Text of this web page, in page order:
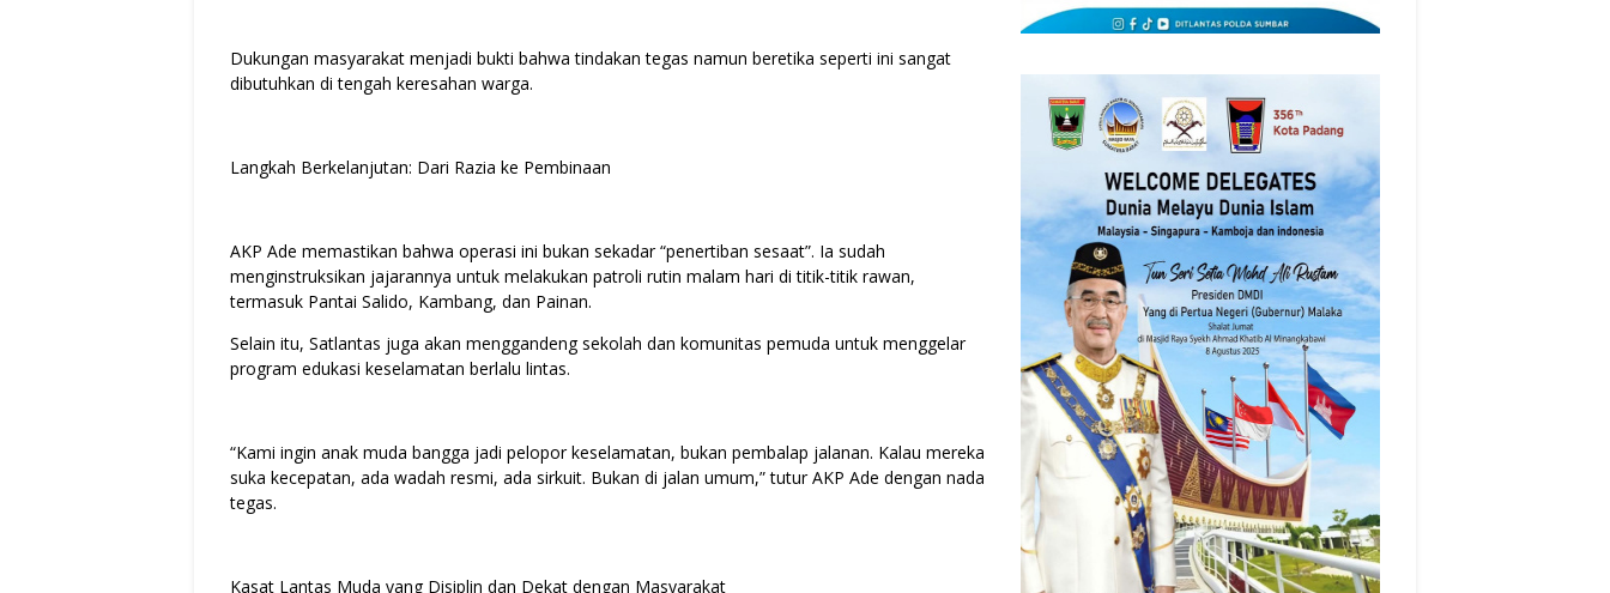
Dukungan masyarakat menjadi bukti bahwa tindakan tegas namun beretika seperti ini sangat
dibutuhkan di tengah keresahan warga.
Langkah Berkelanjutan: Dari Razia ke Pembinaan
AKP Ade memastikan bahwa operasi ini bukan sekadar “penertiban sesaat”. Ia sudah
menginstruksikan jajarannya untuk melakukan patroli rutin malam hari di titik-titik rawan,
termasuk Pantai Salido, Kambang, dan Painan.
Selain itu, Satlantas juga akan menggandeng sekolah dan komunitas pemuda untuk menggelar
program edukasi keselamatan berlalu lintas.
“Kami ingin anak muda bangga jadi pelopor keselamatan, bukan pembalap jalanan. Kalau mereka
suka kecepatan, ada wadah resmi, ada sirkuit. Bukan di jalan umum,” tutur AKP Ade dengan nada
tegas.
Kasat Lantas Muda yang Disiplin dan Dekat dengan Masyarakat